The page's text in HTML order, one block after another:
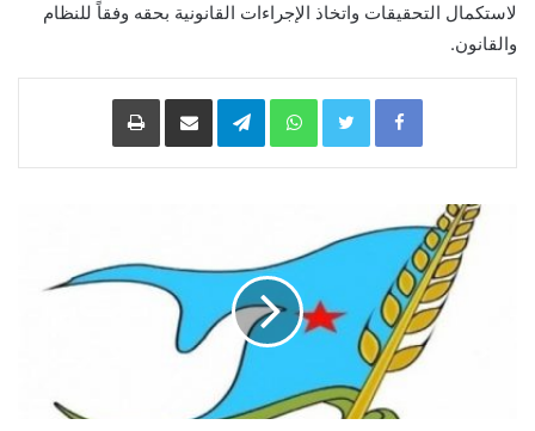
لاستكمال التحقيقات واتخاذ الإجراءات القانونية بحقه وفقاً للنظام
والقانون.
Facebook
Twitter
WhatsApp
Telegramمشاركة
البريد
طباعة